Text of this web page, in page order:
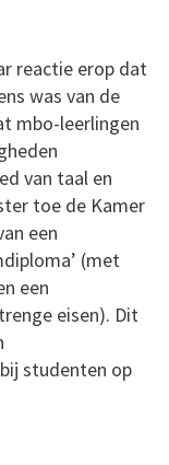
reactie erop dat
was van de
mbo-leerlingen
van taal en
toe de Kamer
een
(met
een
eisen). Dit
studenten op